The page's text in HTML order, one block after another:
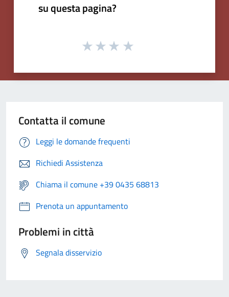
su questa pagina?
Contatta il comune
Leggi le domande frequenti
Richiedi Assistenza
Chiama il comune +39 0435 68813
Prenota un appuntamento
Problemi in città
Segnala disservizio